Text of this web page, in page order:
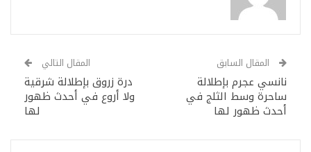
المقال السابق
نانسي عجرم بإطلالة
ساحرة وسط الثلج في
أحدث ظهور لها
المقال التالي
درة زروق بإطلالة شرقية
ولا أروع في أحدث ظهور
لها